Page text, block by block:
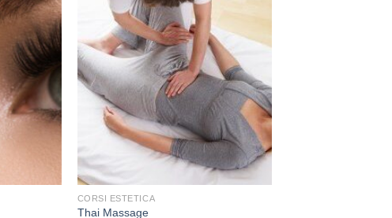
+
CORSI ESTETICA
Thai Massage